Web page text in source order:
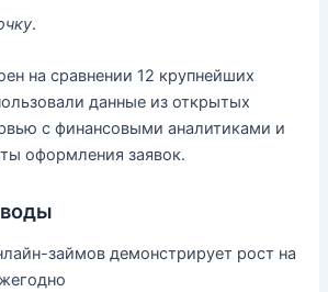
.
на сравнении 12 крупнейших
данные из открытых
с финансовыми аналитиками и
оформления заявок.
займов демонстрирует рост на